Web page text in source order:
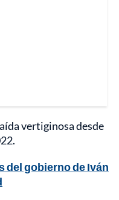
vertiginosa desde
del gobierno de Iván